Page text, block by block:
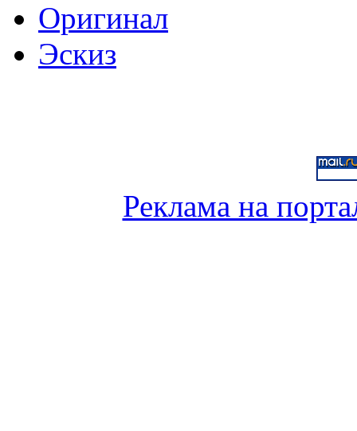
Оригинал
Эскиз
Реклама на